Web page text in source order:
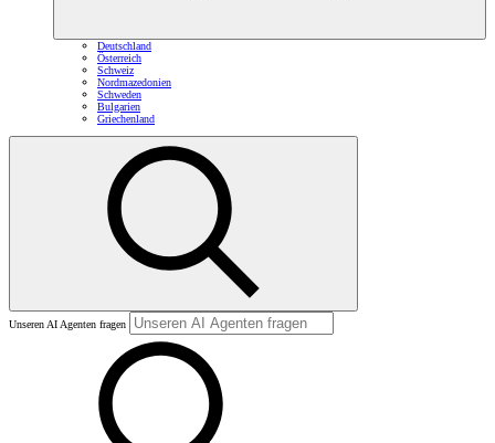
Deutschland
Österreich
Schweiz
Nordmazedonien
Schweden
Bulgarien
Griechenland
Unseren AI Agenten fragen